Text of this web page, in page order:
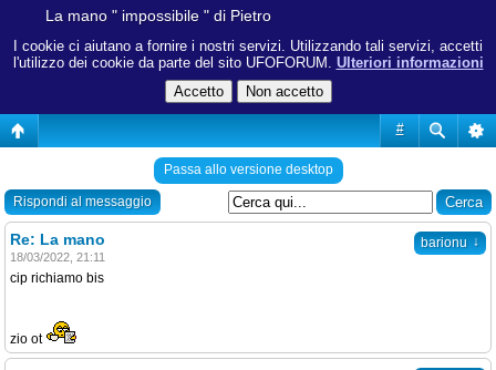
I cookie ci aiutano a fornire i nostri servizi. Utilizzando tali servizi, accetti
l'utilizzo dei cookie da parte del sito UFOFORUM. Ulteriori informazioni
#
La mano " impossibile " di Pietro
Passa allo versione desktop
Rispondi al messaggio
barionu ↓
Re: La mano
18/03/2022, 21:11
cip richiamo bis
zio ot